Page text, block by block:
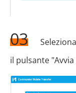
03
il pulsante